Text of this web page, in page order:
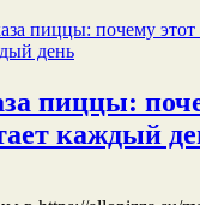
пиццы:
каждый